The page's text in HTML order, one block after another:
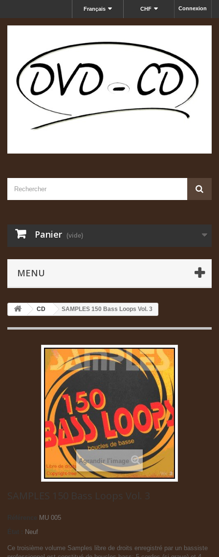
Connexion
CHF
Français
Panier (vide)
MENU
CD SAMPLES 150 Bass Loops Vol. 3
Agrandir l'image
SAMPLES 150 Bass Loops Vol. 3
Référence
MU 005
Neuf
Ce troisième volume Samples libre de droits enregistré par un bassiste